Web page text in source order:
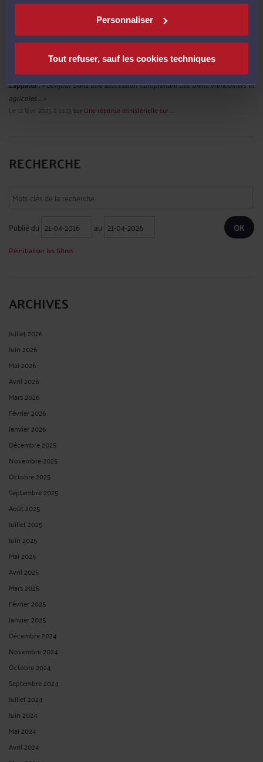
Personnaliser
Tout refuser, sauf les cookies techniques
Mme Clairehar557Ris CLAIRE HARRIS :« Cet arrêt de la Cour de cassation du 17
décembre 2025 est une illustration ... »
Le 28 janv. 2026 à 07:14surLe principe de la réparation ...
M. Norget CHRISTOPHE :
Le 31 oct. 2025 à 12:36surLe juge, qui est tenu de respecter ...
Zappatta :« Bonjour Dans une succession comprenant des biens immobiliers et
agricoles ... »
Le 12 févr. 2025 à 14:15 sur Une réponse ministérielle sur ...
RECHERCHE
Publié du au
Réinitialiser les filtres
ARCHIVES
Juillet 2026
Juin 2026
Mai 2026
Avril 2026
Mars 2026
Février 2026
Janvier 2026
Décembre 2025
Novembre 2025
Octobre 2025
Septembre 2025
Août 2025
Juillet 2025
Juin 2025
Mai 2025
Avril 2025
Mars 2025
Février 2025
Janvier 2025
Décembre 2024
Novembre 2024
Octobre 2024
Septembre 2024
Juillet 2024
Juin 2024
Mai 2024
Avril 2024